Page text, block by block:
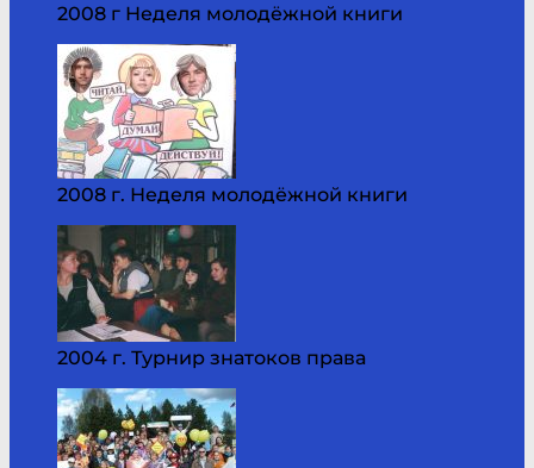
2008 г Неделя молодёжной книги
2008 г. Неделя молодёжной книги
2004 г. Турнир знатоков права